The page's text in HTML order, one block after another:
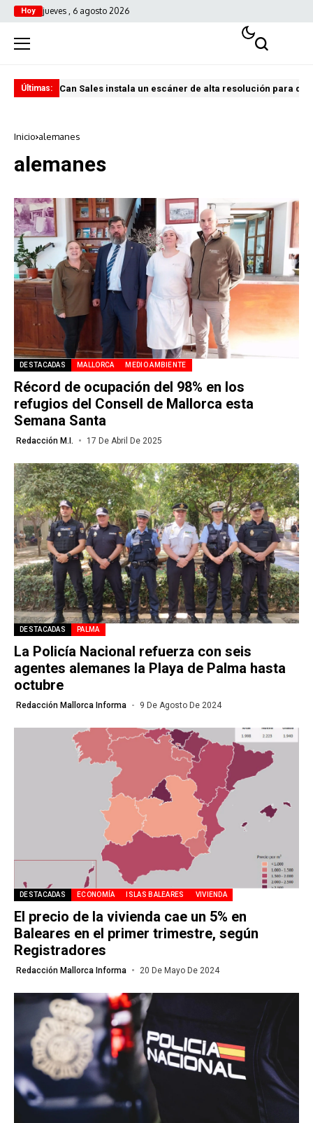
Hoy jueves , 6 agosto 2026
Últimas: Can Sales instala un escáner de alta resolución para
Inicio alemanes
alemanes
DESTACADAS MALLORCA MEDIO AMBIENTE
Récord de ocupación del 98% en los
refugios del Consell de Mallorca esta
Semana Santa
Redacción M.I. 17 De Abril De 2025
DESTACADAS PALMA
La Policía Nacional refuerza con seis
agentes alemanes la Playa de Palma hasta
octubre
Redacción Mallorca Informa 9 De Agosto De 2024
DESTACADAS ECONOMÍA ISLAS BALEARES VIVIENDA
El precio de la vivienda cae un 5% en
Baleares en el primer trimestre, según
Registradores
Redacción Mallorca Informa 20 De Mayo De 2024